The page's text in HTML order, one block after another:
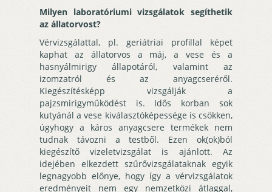
Milyen laboratóriumi vizsgálatok segíthetik
az állatorvost?
Vérvizsgálattal, pl. geriátriai profillal képet
kaphat az állatorvos a máj, a vese és a
hasnyálmirigy állapotáról, valamint az
izomzatról és az anyagcseréről.
Kiegészítésképp vizsgálják a
pajzsmirigyműködést is. Idős korban sok
kutyánál a vese kiválasztóképessége is csökken,
úgyhogy a káros anyagcsere termékek nem
tudnak távozni a testből. Ezen ok(ok)ból
kiegészítő vizeletvizsgálat is ajánlott. Az
idejében elkezdett szűrővizsgálataknak egyik
legnagyobb előnye, hogy így a vérvizsgálatok
eredményeit nem egy nemzetközi átlaggal,